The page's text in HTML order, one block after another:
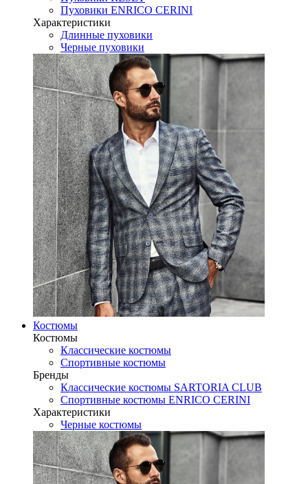
Пуховики ENRICO CERINI
Характеристики
Длинные пуховики
Черные пуховики
Костюмы
Костюмы
Классические костюмы
Спортивные костюмы
Бренды
Классические костюмы SARTORIA CLUB
Спортивные костюмы ENRICO CERINI
Характеристики
Черные костюмы